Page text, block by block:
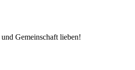
Gemeinschaft lieben!